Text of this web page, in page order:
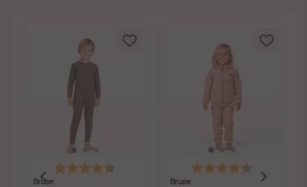
Karakter:
Bruse
Karakter:
Bruse